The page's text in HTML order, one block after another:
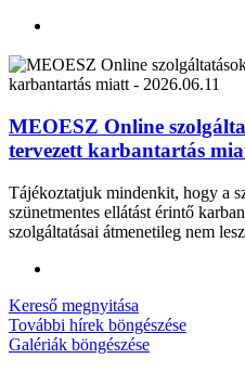
MEOESZ Online
tervezett karbantartás
Tájékoztatjuk mindenkit, hogy a
szünetmentes ellátást érintő
szolgáltatásai átmenetileg nem
Kereső megnyitása
További hírek böngészése
Galériák böngészése